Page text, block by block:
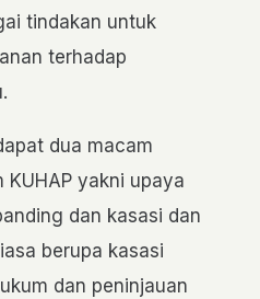
tindakan untuk
terhadap
dua macam
yakni upaya
dan kasasi dan
berupa kasasi
dan peninjauan